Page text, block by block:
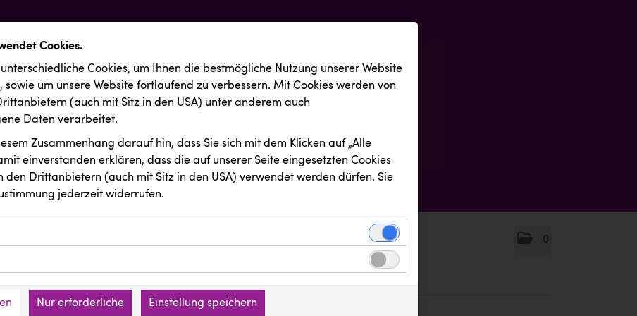
0
Cookies.
Cookies, um Ihnen die best­mögliche Nutzung unserer Website
sowie um unsere Website fortlaufend zu verbessern. Mit Cookies werden von
(auch mit Sitz in den USA) unter anderem auch
Daten verarbeitet.
Zusammenhang darauf hin, dass Sie sich mit dem Klicken auf „Alle
ein­ver­standen erklären, dass die auf unserer Seite eingesetzten Cookies
den Drittanbietern (auch mit Sitz in den USA) verwendet werden dürfen. Sie
jederzeit widerrufen.
ermöglichen grundlegende Funktionen und sind für die einwandfreie
erforderlich. Diese Cookies speichern keine personenbezogenen
an keine Dritten übermittelt.
der Website (Erstanbieter)
unsere Besucher unsere Website nutzen.
Nur erforderliche Einstellung speichern